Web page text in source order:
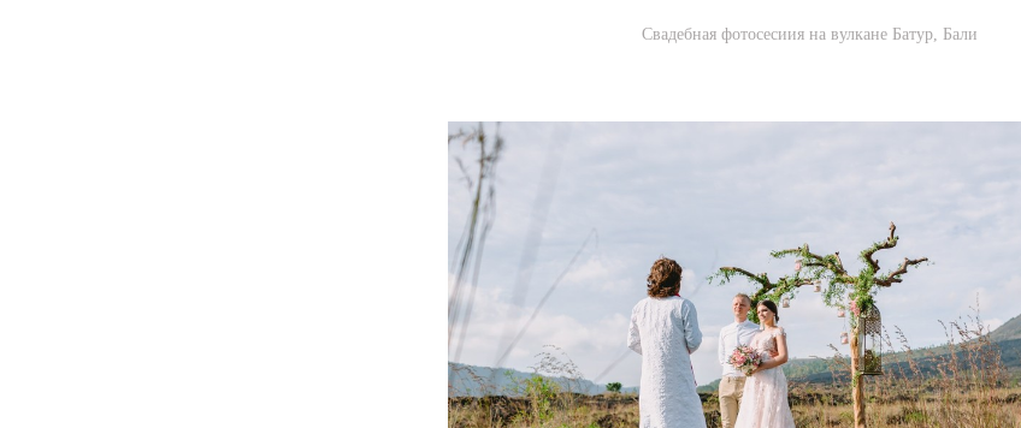
Свадебная фотосесиия на вулкане Батур, Бали